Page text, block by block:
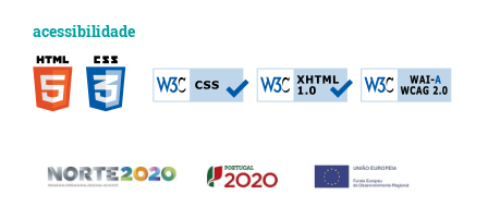
acessibilidade